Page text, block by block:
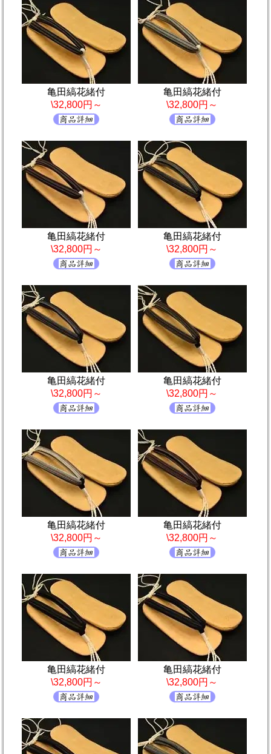
亀田縞花緒付
\32,800円～
亀田縞花緒付
\32,800円～
亀田縞花緒付
\32,800円～
亀田縞花緒付
\32,800円～
亀田縞花緒付
\32,800円～
亀田縞花緒付
\32,800円～
亀田縞花緒付
\32,800円～
亀田縞花緒付
\32,800円～
亀田縞花緒付
\32,800円～
亀田縞花緒付
\32,800円～